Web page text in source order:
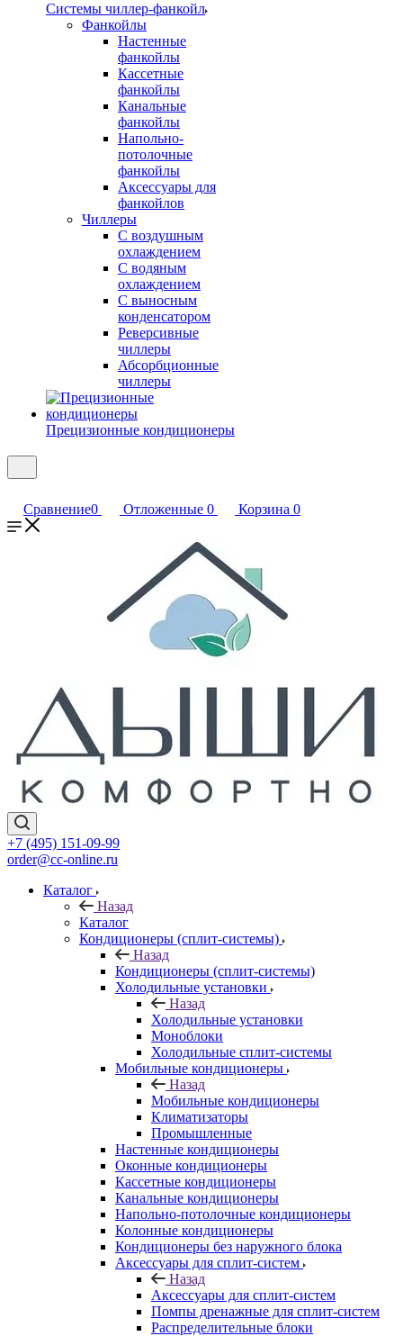
Системы чиллер-фанкойл
Фанкойлы
Настенные
фанкойлы
Кассетные
фанкойлы
Канальные
фанкойлы
Напольно-
потолочные
фанкойлы
Аксессуары для
фанкойлов
Чиллеры
С воздушным
охлаждением
С водяным
охлаждением
С выносным
конденсатором
Реверсивные
чиллеры
Абсорбционные
чиллеры
Прецизионные кондиционеры
Сравнение0 Отложенные 0 Корзина 0
+7 (495) 151-09-99
order@cc-online.ru
Каталог
Назад
Каталог
Кондиционеры (сплит-системы)
Назад
Кондиционеры (сплит-системы)
Холодильные установки
Назад
Холодильные установки
Моноблоки
Холодильные сплит-системы
Мобильные кондиционеры
Назад
Мобильные кондиционеры
Климатизаторы
Промышленные
Настенные кондиционеры
Оконные кондиционеры
Кассетные кондиционеры
Канальные кондиционеры
Напольно-потолочные кондиционеры
Колонные кондиционеры
Кондиционеры без наружного блока
Аксессуары для сплит-систем
Назад
Аксессуары для сплит-систем
Помпы дренажные для сплит-систем
Распределительные блоки